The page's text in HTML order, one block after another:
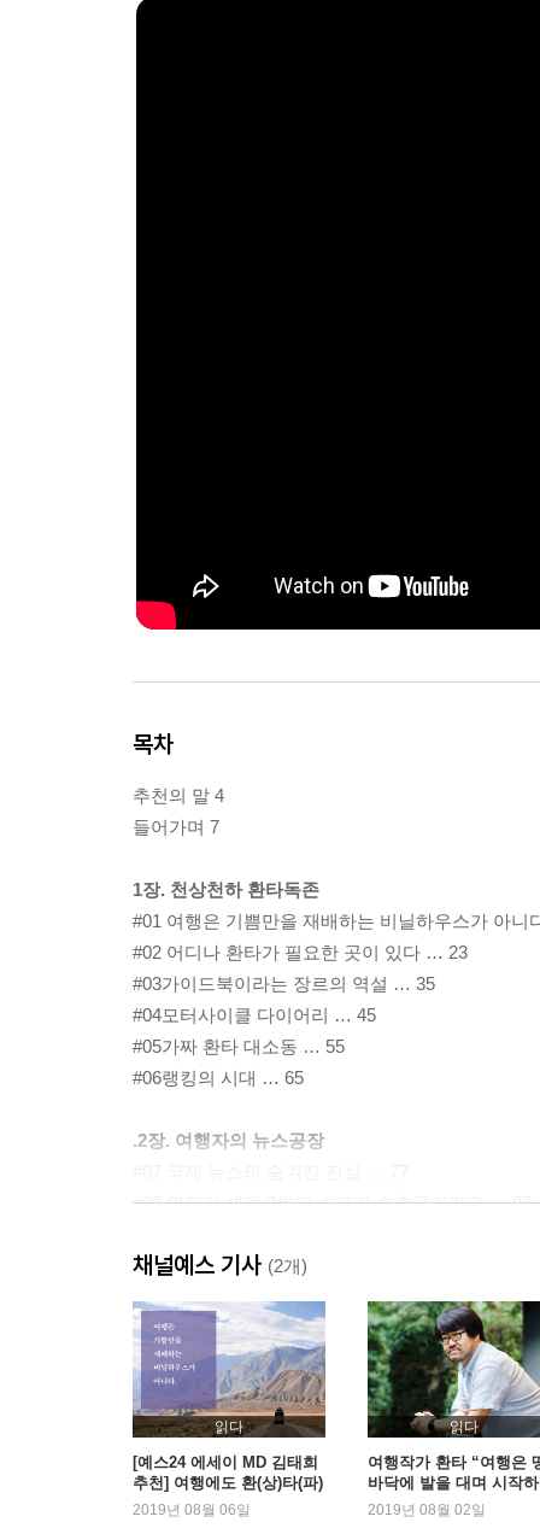
목차
추천의 말 4
들어가며 7
1장. 천상천하 환타독존
#01 여행은 기쁨만을 재배하는 비닐하우스가 아니
#02 어디나 환타가 필요한 곳이 있다 … 23
#03가이드북이라는 장르의 역설 … 35
#04모터사이클 다이어리 … 45
#05가짜 환타 대소동 … 55
#06랭킹의 시대 … 65
.2장. 여행자의 뉴스공장
#08 인도가 세계 2위의 소고기 수출국이라고 … 87
#10 아리가토 카레 … 107
#11 인도발 급행열차의 종착역은 어디일까 … 115
#12 장수마을의 몰락 … 125
#13 환상 속의 미야코 소바 … 133
#14 사람을 찾습니다 … 145
#15 귀족은 줄 서지 않습니다 … 153
#16 홍콩 거리의 비밀 … 161
#17 우산혁명 이후 … 169
#18 카지노 칩으로 우공이산 … 181
채널예스 기사 (2개)
읽다
[예스24 에세이 MD 김태희
추천] 여행에도 환(상)타(파)
가 필요해
2019년 08월 06일
읽다
여행작가 환타 “여행은
바닥에 발을 대며 시작
것”
2019년 08월 02일